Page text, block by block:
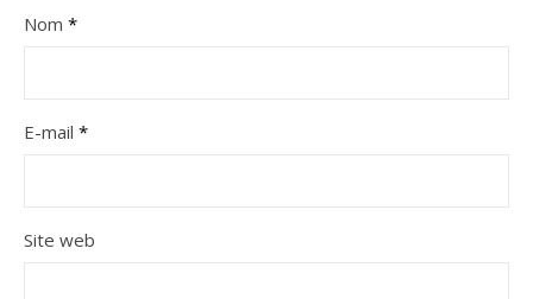
Nom *
E-mail *
Site web